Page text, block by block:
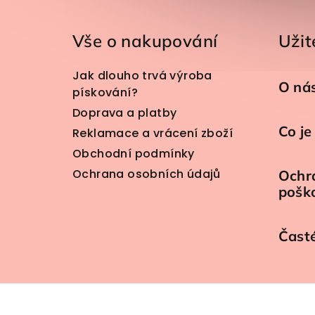
Vše o nakupování
Jak dlouho trvá výroba
pískování?
Doprava a platby
Reklamace a vrácení zboží
Obchodní podmínky
Ochrana osobních údajů
O
Co